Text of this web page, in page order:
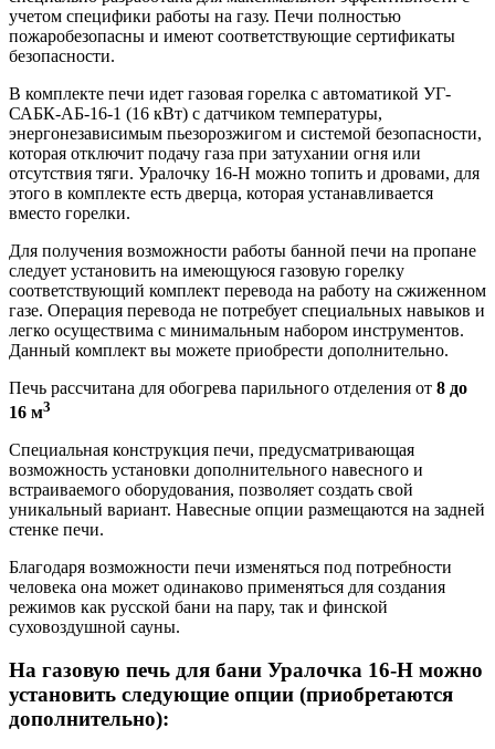
учетом специфики работы на газу. Печи полностью
пожаробезопасны и имеют соответствующие сертификаты
безопасности.
В комплекте печи идет газовая горелка с автоматикой УГ-
САБК-АБ-16-1 (16 кВт) с датчиком температуры,
энергонезависимым пьезорозжигом и системой безопасности,
которая отключит подачу газа при затухании огня или
отсутствия тяги. Уралочку 16-Н можно топить и дровами, для
этого в комплекте есть дверца, которая устанавливается
вместо горелки.
Для получения возможности работы банной печи на пропане
следует установить на имеющуюся газовую горелку
соответствующий комплект перевода на работу на сжиженном
газе. Операция перевода не потребует специальных навыков и
легко осуществима с минимальным набором инструментов.
Данный комплект вы можете приобрести дополнительно.
Печь рассчитана для обогрева парильного отделения от 8 до
16 м3
Специальная конструкция печи, предусматривающая
возможность установки дополнительного навесного и
встраиваемого оборудования, позволяет создать свой
уникальный вариант. Навесные опции размещаются на задней
стенке печи.
Благодаря возможности печи изменяться под потребности
человека она может одинаково применяться для создания
режимов как русской бани на пару, так и финской
суховоздушной сауны.
На газовую печь для бани Уралочка 16-Н можно
установить следующие опции (приобретаются
дополнительно):